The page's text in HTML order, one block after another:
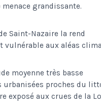
grandissante.
Saint-Nazaire la rend
vulnérable aux aléas
moyenne très basse
urbanisées proches du
exposé aux crues de la